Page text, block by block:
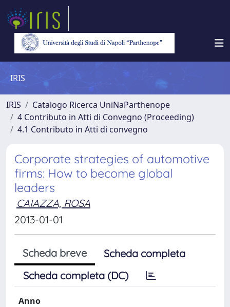
IRIS
IRIS
Catalogo Ricerca UniNaParthenope
4 Contributo in Atti di Convegno (Proceeding)
4.1 Contributo in Atti di convegno
Corporate strategies of automotive
firms: How to become global
leaders
CAIAZZA, ROSA
2013-01-01
Scheda breve
Scheda completa
Scheda completa (DC)
Anno